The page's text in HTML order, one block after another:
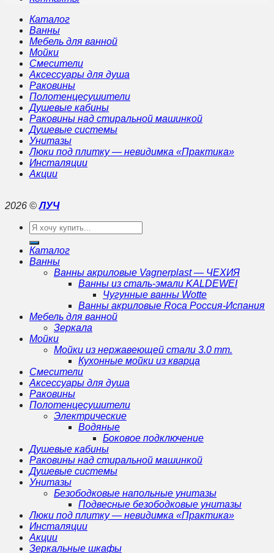
Каталог
Ванны
Мебель для ванной
Мойки
Смесители
Аксессуары для душа
Раковины
Полотенцесушители
Душевые кабины
Раковины над стиральной машинкой
Душевые системы
Унитазы
Люки под плитку — невидимка «Практика»
Инсталяции
Акции
2026 ©ЛУЧ
Искать:
Каталог
Ванны
Ванны акриловые Vagnerplast — ЧЕХИЯ
Ванны из сталь-эмали KALDEWEI
Чугунные ванны Wotte
Ванны акриловые Roca Россия-Испания
Мебель для ванной
Зеркала
Мойки
Мойки из нержавеющей стали 3.0 mm.
Кухонные мойки из кварца
Смесители
Аксессуары для душа
Раковины
Полотенцесушители
Электрические
Водяные
Боковое подключение
Душевые кабины
Раковины над стиральной машинкой
Душевые системы
Унитазы
Безободковые напольные унитазы
Подвесные безободковые унитазы
Люки под плитку — невидимка «Практика»
Инсталяции
Акции
Зеркальные шкафы